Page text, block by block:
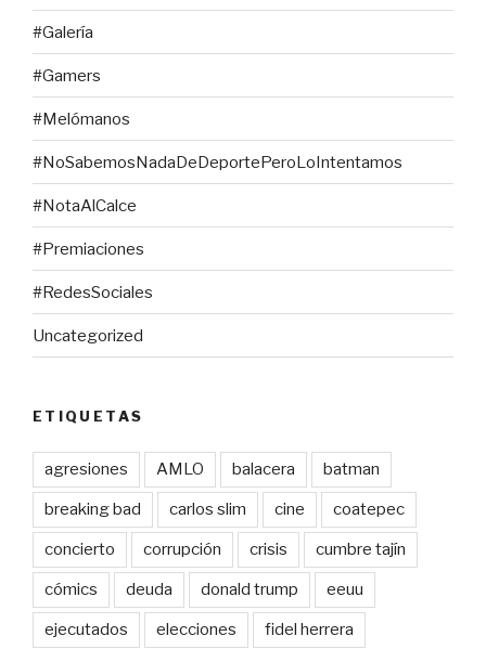
#Galería
#Gamers
#Melómanos
#NoSabemosNadaDeDeportePeroLoIntentamos
#NotaAlCalce
#Premiaciones
#RedesSociales
Uncategorized
ETIQUETAS
agresiones AMLO balacera batman
breaking bad carlos slim cine coatepec
concierto corrupción crisis cumbre tajín
cómics deuda donald trump eeuu
ejecutados elecciones fidel herrera